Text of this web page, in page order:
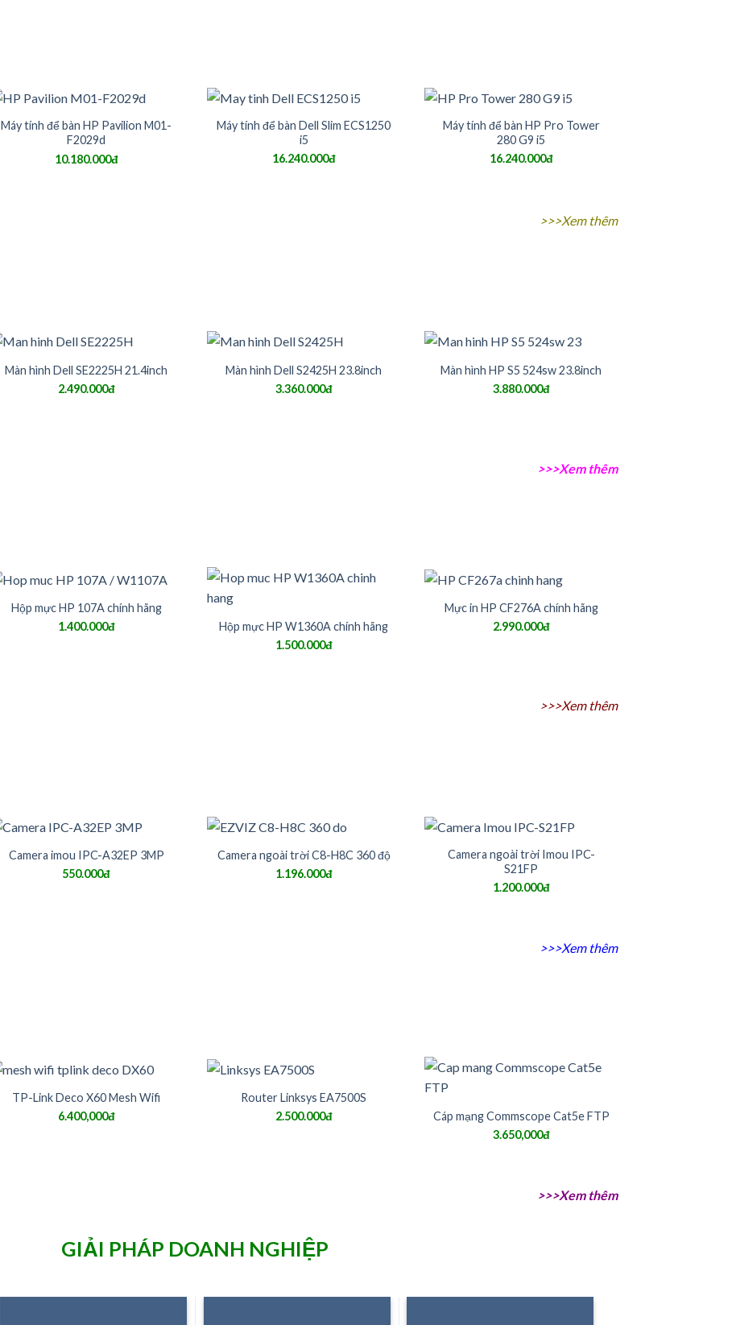
Máy tính để bàn HP Pavilion M01-
F2029d
10.180.000đ
Máy tính để bàn Dell Slim ECS1250
i5
16.240.000đ
Máy tính để bàn HP Pro Tower
280 G9 i5
16.240.000đ
>>>Xem thêm
Màn hình Dell SE2225H 21.4inch
2.490.000đ
Màn hình Dell S2425H 23.8inch
3.360.000đ
Màn hình HP S5 524sw 23.8inch
3.880.000đ
>>>Xem thêm
Hộp mực HP 107A chính hãng
1.400.000đ
Hộp mực HP W1360A chính hãng
1.500.000đ
Mực in HP CF276A chính hãng
2.990.000đ
>>>Xem thêm
Camera imou IPC-A32EP 3MP
550.000đ
Camera ngoài trời C8-H8C 360 độ
1.196.000đ
Camera ngoài trời Imou IPC-
S21FP
1.200.000đ
>>>Xem thêm
TP-Link Deco X60 Mesh Wifi
6.400,000đ
Router Linksys EA7500S
2.500.000đ
Cáp mạng Commscope Cat5e FTP
3.650,000đ
>>>Xem thêm
GIẢI PHÁP DOANH NGHIỆP